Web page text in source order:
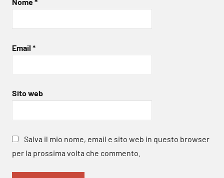
Email *
Sito web
Salva il mio nome, email e sito web in questo browser
per la prossima volta che commento.